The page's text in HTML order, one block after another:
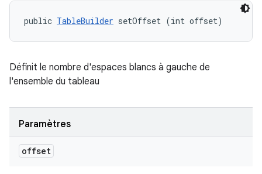
public TableBuilder setOffset (int offset)
Définit le nombre d'espaces blancs à gauche de
l'ensemble du tableau
Paramètres
offset